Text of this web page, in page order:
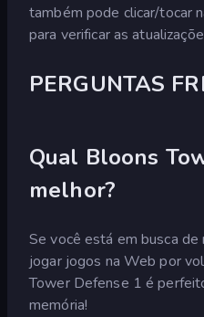
também pode clicar/tocar
para verificar as
PERGUNTAS
Qual Bloons
melhor?
Se você está em busca
jogar jogos na Web por
Tower Defense 1 é
memória!